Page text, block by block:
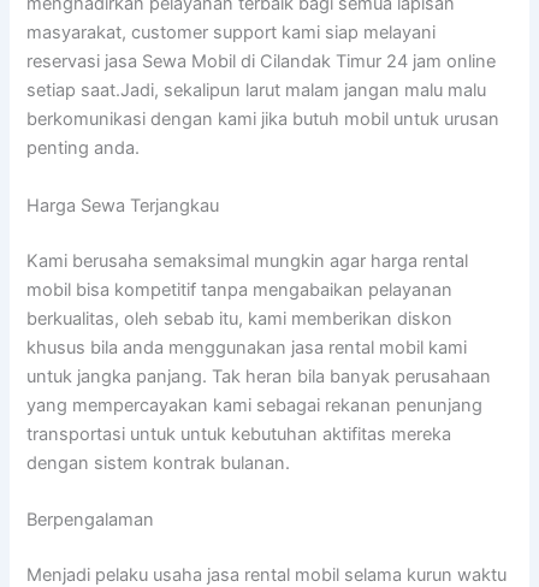
masyarakat, customer support kami siap melayani
reservasi jasa Sewa Mobil di Cilandak Timur 24 jam online
setiap saat.Jadi, sekalipun larut malam jangan malu malu
berkomunikasi dengan kami jika butuh mobil untuk urusan
penting anda.
Harga Sewa Terjangkau
Kami berusaha semaksimal mungkin agar harga rental
mobil bisa kompetitif tanpa mengabaikan pelayanan
berkualitas, oleh sebab itu, kami memberikan diskon
khusus bila anda menggunakan jasa rental mobil kami
untuk jangka panjang. Tak heran bila banyak perusahaan
yang mempercayakan kami sebagai rekanan penunjang
transportasi untuk untuk kebutuhan aktifitas mereka
dengan sistem kontrak bulanan.
Berpengalaman
Menjadi pelaku usaha jasa rental mobil selama kurun waktu